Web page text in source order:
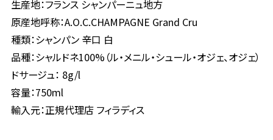
生産地：フランス シャンパーニュ地方
原産地呼称：A.O.C.CHAMPAGNE Grand Cru
種類：シャンパン 辛口 白
品種：シャルドネ100%（ル・メニル・シュール・オジェ、オジェ）
ドサージュ： 8g/l
容量：750ml
輸入元：正規代理店 フィラディス